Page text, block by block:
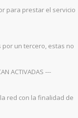
para prestar el servicio
un tercero, estas no
ACTIVADAS ---
red con la finalidad de